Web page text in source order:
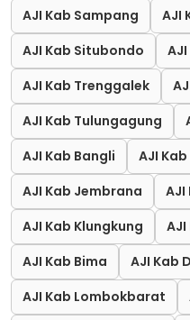
AJI Kab Sampang
AJI
AJI Kab Situbondo
AJI Kab Trenggalek
AJI Kab Tulungagung
AJI Kab Bangli
AJI
AJI Kab Jembrana
AJI
AJI Kab Klungkung
AJI Kab Bima
AJI Kab
AJI Kab Lombokbarat